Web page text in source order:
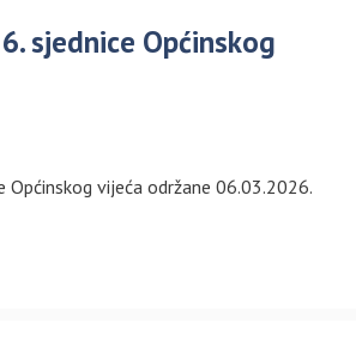
sjednice Općinskog
Općinskog vijeća održane 06.03.2026.